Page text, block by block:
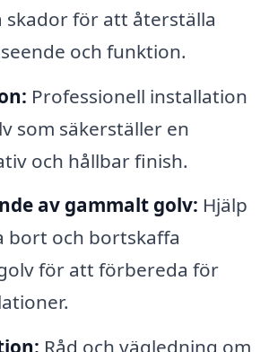
skador för att återställa
och funktion.
Professionell installation
som säkerställer en
och hållbar finish.
av gammalt golv: Hjälp
bort och bortskaffa
för att förbereda för
Råd och vägledning om